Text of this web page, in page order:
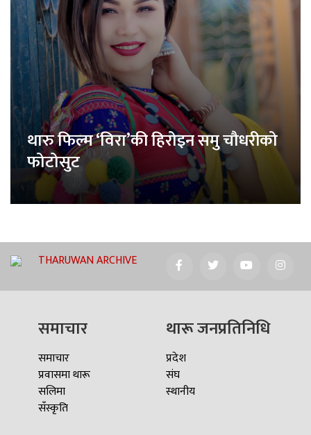
थारु फिल्म ‘विरा’की हिरोइन समु चौधरीको
फोटोसुट
THARUWAN ARCHIVE
समाचार
समाचार
प्रवासमा थारू
सलिमा
सँस्कृति
थारू जनप्रतिनिधि
प्रदेश
संघ
स्थानीय